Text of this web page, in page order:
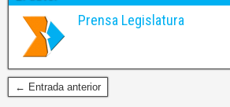
Prensa Legislatura
← Entrada anterior